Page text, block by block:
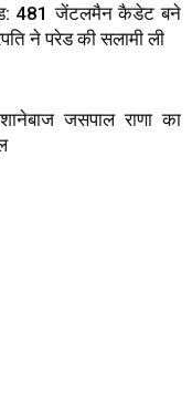
481 जेंटलमैन कैडेट बने
ने परेड की सलामी ली
जसपाल राणा का